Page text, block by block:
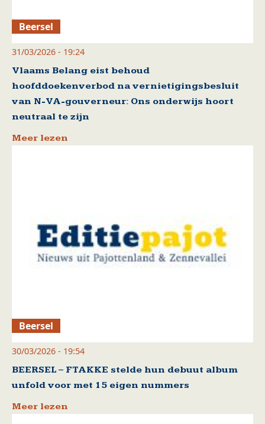
Beersel
31/03/2026 - 19:24
Vlaams Belang eist behoud
hoofddoekenverbod na vernietigingsbesluit
van N-VA-gouverneur: Ons onderwijs hoort
neutraal te zijn
Meer lezen
Beersel
30/03/2026 - 19:54
BEERSEL – FTAKKE stelde hun debuut album
unfold voor met 15 eigen nummers
Meer lezen